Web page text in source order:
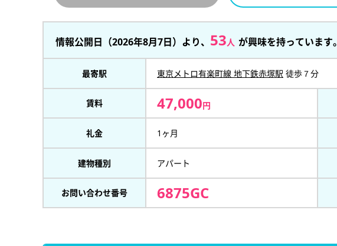
情報公開日（2026年8月7日）より、 53人 が興味を持っています。
最寄駅 東京メトロ有楽町線 地下鉄赤塚駅 徒歩７分
賃料 47,000円
礼金 1ヶ月
建物種別 アパート
お問い合わせ番号 6875GC